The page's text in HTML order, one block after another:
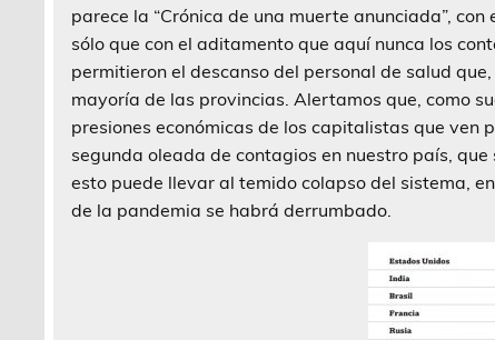
parece la “Crónica de una muerte anunciada”,
sólo que con el aditamento que aquí nunca los
permitieron el descanso del personal de salud
mayoría de las provincias. Alertamos que, como
presiones económicas de los capitalistas que
segunda oleada de contagios en nuestro país,
esto puede llevar al temido colapso del sistema,
de la pandemia se habrá derrumbado.